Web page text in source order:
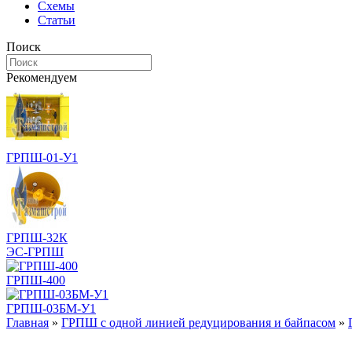
Схемы
Статьи
Поиск
Рекомендуем
ГРПШ-01-У1
ГРПШ-32К
ЭС-ГРПШ
ГРПШ-400
ГРПШ-03БМ-У1
Главная » ГРПШ с одной линией редуцирования и байпасом »